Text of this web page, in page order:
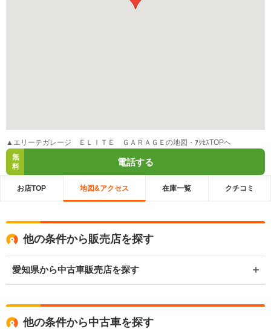
▲エリーテガレージ ＥＬＩＴＥ ＧＡＲＡＧＥの地図・ｱｸｾｽTOPへ
無
料
電話する
お店TOP 地図&アクセス 在庫一覧 クチコミ
他の条件から販売店を探す
愛知県から中古車販売店を探す
他の条件から中古車を探す